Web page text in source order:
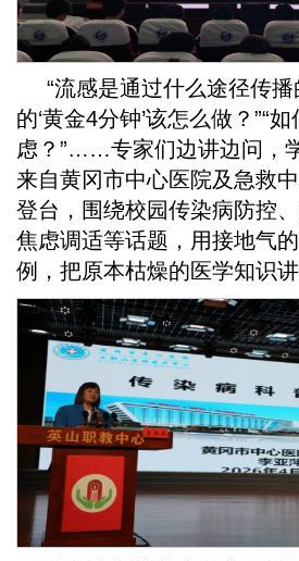
“流感是通过什么途径传播
的‘黄金4分钟’该怎么做？”“
虑？”……专家们边讲边问，
来自黄冈市中心医院及急救
登台，围绕校园传染病防控
焦虑调适等话题，用接地气
例，把原本枯燥的医学知识讲